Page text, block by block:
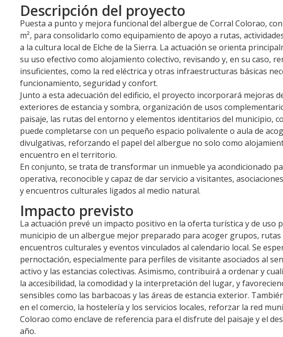
Descripción del proyecto
Puesta a punto y mejora funcional del albergue de Corral Colorao,
m², para consolidarlo como equipamiento de apoyo a rutas,
a la cultura local de Elche de la Sierra. La actuación se orienta
su uso efectivo como alojamiento colectivo, revisando y, en su caso,
insuficientes, como la red eléctrica y otras infraestructuras básicas
funcionamiento, seguridad y confort.
Junto a esta adecuación del edificio, el proyecto incorporará mejoras
exteriores de estancia y sombra, organización de usos
paisaje, las rutas del entorno y elementos identitarios del municipio,
puede completarse con un pequeño espacio polivalente o aula de
divulgativas, reforzando el papel del albergue no solo como
encuentro en el territorio.
En conjunto, se trata de transformar un inmueble ya acondicionado
operativa, reconocible y capaz de dar servicio a visitantes,
y encuentros culturales ligados al medio natural.
Impacto previsto
La actuación prevé un impacto positivo en la oferta turística y de uso
municipio de un albergue mejor preparado para acoger grupos,
encuentros culturales y eventos vinculados al calendario local. Se
pernoctación, especialmente para perfiles de visitante asociados al
activo y las estancias colectivas. Asimismo, contribuirá a ordenar y
la accesibilidad, la comodidad y la interpretación del lugar, y
sensibles como las barbacoas y las áreas de estancia exterior.
en el comercio, la hostelería y los servicios locales, reforzar la red
Colorao como enclave de referencia para el disfrute del paisaje y el
año.